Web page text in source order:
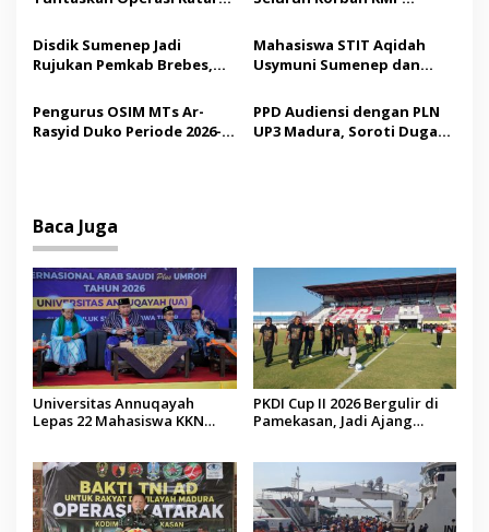
o
s
Tindakan Medis
Operator Diaudit
Disdik Sumenep Jadi
Rujukan Pemkab Brebes,
Pendidikan Berbasis
Budaya
Mahasiswa STIT Aqidah
Usymuni Sumenep dan
Jenazah WNI Asal Aceh di
Malaysia
Pengurus OSIM MTs Ar-
Rasyid Duko Periode 2026-
PPD Audiensi dengan PLN
UP3 Madura, Soroti Dugaan
Baca Juga
Universitas Annuqayah
Lepas 22 Mahasiswa KKN
PKDI Cup II 2026 Bergulir di
Pamekasan, Jadi Ajang